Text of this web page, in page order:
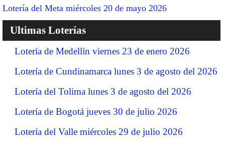
Lotería del Meta miércoles 20 de mayo 2026
Ultimas Loterías
Lotería de Medellín viernes 23 de enero 2026
Lotería de Cundinamarca lunes 3 de agosto del 2026
Lotería del Tolima lunes 3 de agosto del 2026
Lotería de Bogotá jueves 30 de julio 2026
Lotería del Valle miércoles 29 de julio 2026